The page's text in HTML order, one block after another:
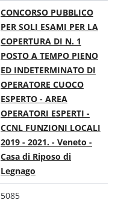
CONCORSO PUBBLICO
PER SOLI ESAMI PER LA
COPERTURA DI N. 1
POSTO A TEMPO PIENO
ED INDETERMINATO DI
OPERATORE CUOCO
ESPERTO - AREA
OPERATORI ESPERTI -
CCNL FUNZIONI LOCALI
2019 - 2021. - Veneto -
Casa di Riposo di
Legnago
5085